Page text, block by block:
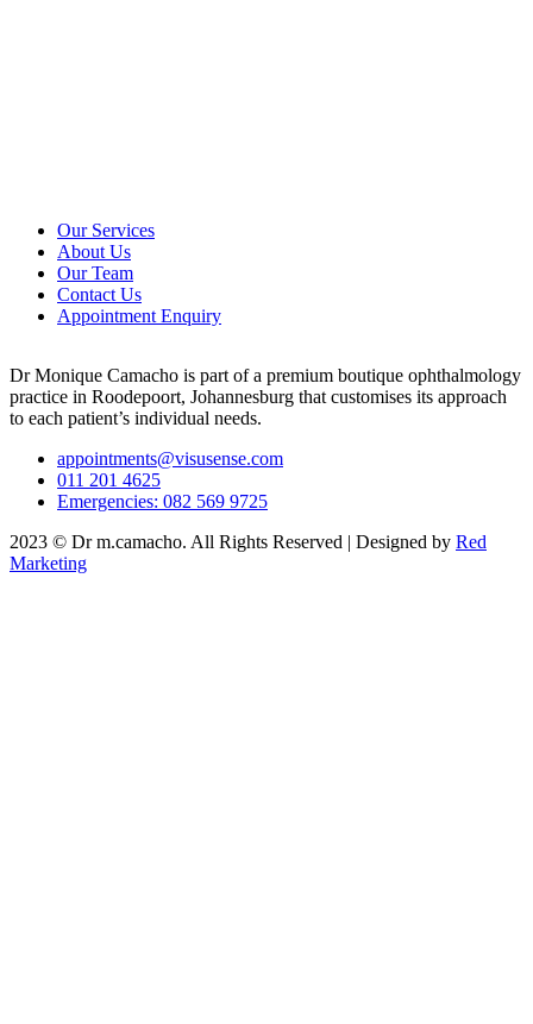
Our Services
About Us
Our Team
Contact Us
Appointment Enquiry
Dr Monique Camacho is part of a premium boutique ophthalmology
practice in Roodepoort, Johannesburg that customises its approach
to each patient’s individual needs.
appointments@visusense.com
011 201 4625
Emergencies: 082 569 9725
2023 © Dr m.camacho. All Rights Reserved | Designed by Red
Marketing